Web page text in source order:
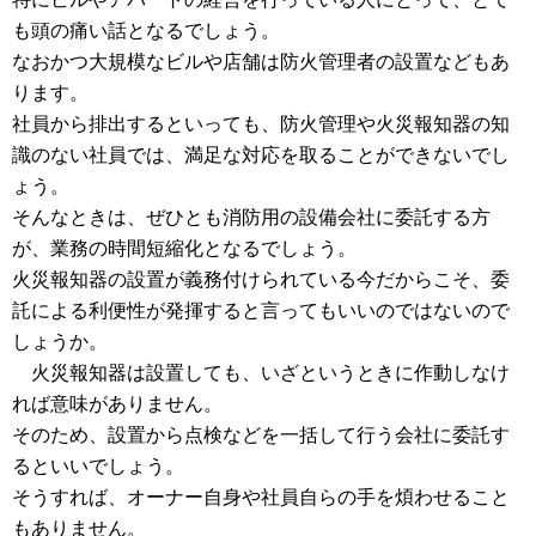
も頭の痛い話となるでしょう。
なおかつ大規模なビルや店舗は防火管理者の設置などもあ
ります。
社員から排出するといっても、防火管理や火災報知器の知
識のない社員では、満足な対応を取ることができないでし
ょう。
そんなときは、ぜひとも消防用の設備会社に委託する方
が、業務の時間短縮化となるでしょう。
火災報知器の設置が義務付けられている今だからこそ、委
託による利便性が発揮すると言ってもいいのではないので
しょうか。
火災報知器は設置しても、いざというときに作動しなけ
れば意味がありません。
そのため、設置から点検などを一括して行う会社に委託す
るといいでしょう。
そうすれば、オーナー自身や社員自らの手を煩わせること
もありません。